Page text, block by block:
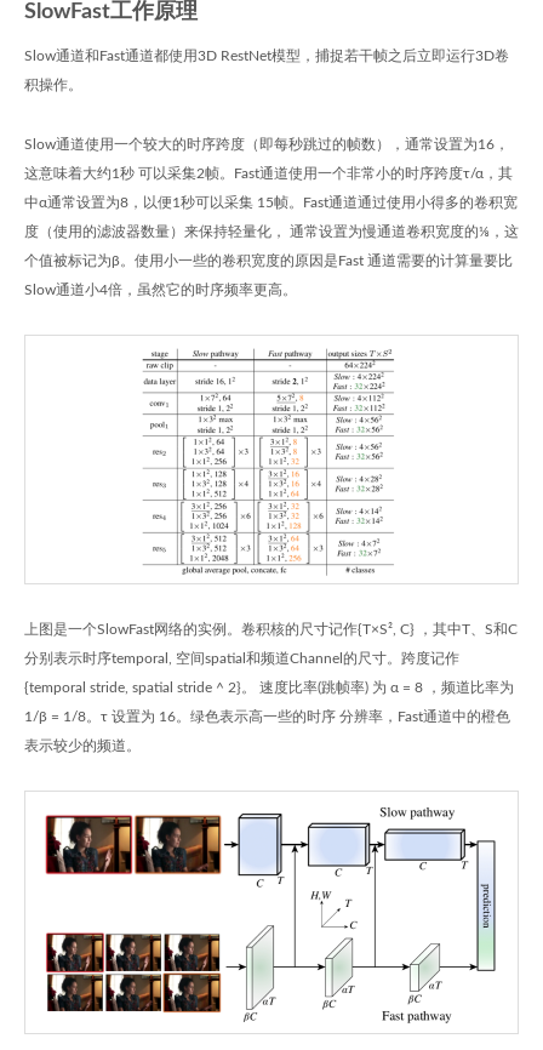
SlowFast工作原理
Slow通道和Fast通道都使用3D RestNet模型，捕捉若干帧之后立即运行3D卷
积操作。
Slow通道使用一个较大的时序跨度（即每秒跳过的帧数），通常设置为16，
这意味着大约1秒 可以采集2帧。Fast通道使用一个非常小的时序跨度τ/α，其
中α通常设置为8，以便1秒可以采集 15帧。Fast通道通过使用小得多的卷积宽
度（使用的滤波器数量）来保持轻量化， 通常设置为慢通道卷积宽度的⅛，这
个值被标记为β。使用小一些的卷积宽度的原因是Fast 通道需要的计算量要比
Slow通道小4倍，虽然它的时序频率更高。
上图是一个SlowFast网络的实例。卷积核的尺寸记作{T×S², C} ，其中T、S和C
分别表示时序temporal, 空间spatial和频道Channel的尺寸。跨度记作
{temporal stride, spatial stride ^ 2}。 速度比率(跳帧率) 为 α = 8 ，频道比率为
1/β = 1/8。τ 设置为 16。绿色表示高一些的时序 分辨率，Fast通道中的橙色
表示较少的频道。